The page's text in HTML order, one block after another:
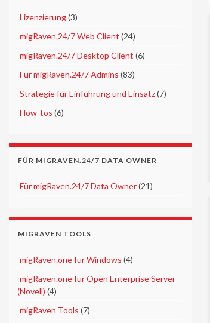
Lizenzierung(3)
migRaven.24/7 Web Client (24)
migRaven.24/7 Desktop Client (6)
Für migRaven.24/7 Admins (83)
Strategie für Einführung und Einsatz(7)
How-tos (6)
FÜR MIGRAVEN.24/7 DATA OWNER
Für migRaven.24/7 Data Owner(21)
MIGRAVEN TOOLS
migRaven.one für Windows (4)
migRaven.one für Open Enterprise Server
(Novell) (4)
migRaven Tools (7)